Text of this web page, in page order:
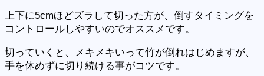
上下に5cmほどズラして切った方が、倒すタイミングを
コントロールしやすいのでオススメです。
切っていくと、メキメキいって竹が倒れはじめますが、
手を休めずに切り続ける事がコツです。